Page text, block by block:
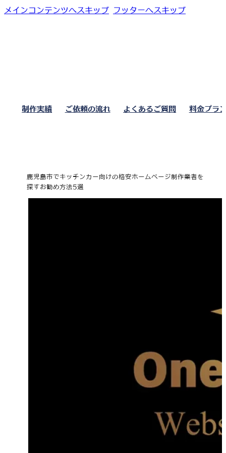
メインコンテンツへスキップ フッターへスキップ
制作実績 ご依頼の流れ よくあるご質問 料金プラ
鹿児島市でキッチンカー向けの格安ホームページ制作業者を
探すお勧め方法5選